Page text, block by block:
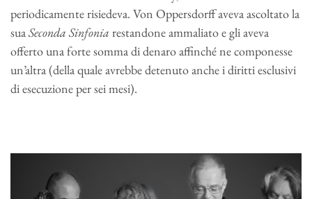
periodicamente risiedeva. Von Oppersdorff aveva ascoltato la
suaSeconda Sinfonia restandone ammaliato e gli aveva
offerto una forte somma di denaro affinché ne componesse
un’altra (della quale avrebbe detenuto anche i diritti esclusivi
di esecuzione per sei mesi).